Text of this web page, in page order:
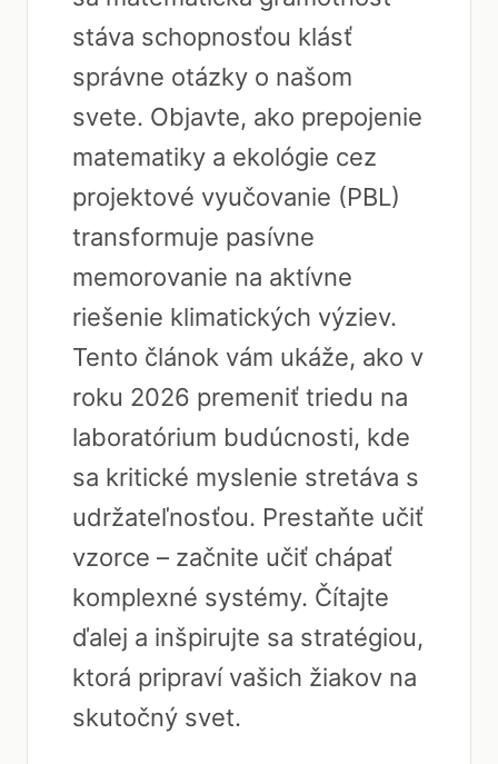
stáva schopnosťou klásť
správne otázky o našom
svete. Objavte, ako prepojenie
matematiky a ekológie cez
projektové vyučovanie (PBL)
transformuje pasívne
memorovanie na aktívne
riešenie klimatických výziev.
Tento článok vám ukáže, ako v
roku 2026 premeniť triedu na
laboratórium budúcnosti, kde
sa kritické myslenie stretáva s
udržateľnosťou. Prestaňte učiť
vzorce – začnite učiť chápať
komplexné systémy. Čítajte
ďalej a inšpirujte sa stratégiou,
ktorá pripraví vašich žiakov na
skutočný svet.